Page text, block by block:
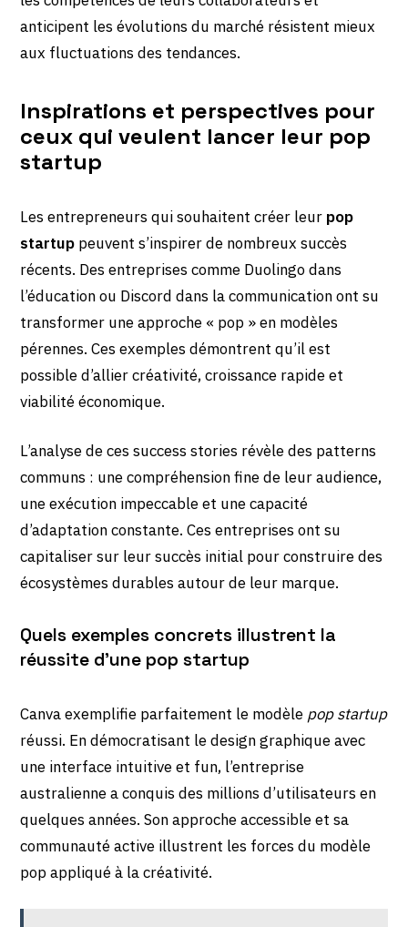
anticipent les évolutions du marché résistent mieux
aux fluctuations des tendances.
Inspirations et perspectives pour
ceux qui veulent lancer leur pop
startup
Les entrepreneurs qui souhaitent créer leur pop
startup peuvent s’inspirer de nombreux succès
récents. Des entreprises comme Duolingo dans
l’éducation ou Discord dans la communication ont su
transformer une approche « pop » en modèles
pérennes. Ces exemples démontrent qu’il est
possible d’allier créativité, croissance rapide et
viabilité économique.
L’analyse de ces success stories révèle des patterns
communs : une compréhension fine de leur audience,
une exécution impeccable et une capacité
d’adaptation constante. Ces entreprises ont su
capitaliser sur leur succès initial pour construire des
écosystèmes durables autour de leur marque.
Quels exemples concrets illustrent la
réussite d’une pop startup
Canva exemplifie parfaitement le modèle pop startup
réussi. En démocratisant le design graphique avec
une interface intuitive et fun, l’entreprise
australienne a conquis des millions d’utilisateurs en
quelques années. Son approche accessible et sa
communauté active illustrent les forces du modèle
pop appliqué à la créativité.